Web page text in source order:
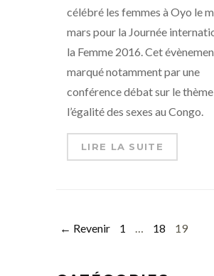
célébré les femmes à Oyo le
mars pour la Journée
la Femme 2016. Cet
marqué notamment par une
conférence débat sur le
l’égalité des sexes au Congo.
LIRE LA SUITE
← Revenir 1 … 18 19